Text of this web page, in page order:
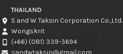
THAILAND
S and W Taksin Corporation Co.,Ltd.
Wongskrit
(+66) (081) 339-3694
sandwtaksin@gmail.com